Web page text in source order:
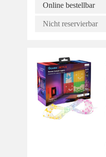
Online bestellbar
Nicht reservierbar